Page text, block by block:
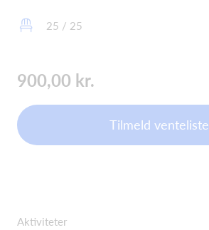
25 / 25
900,00 kr.
Tilmeld venteliste
Aktiviteter